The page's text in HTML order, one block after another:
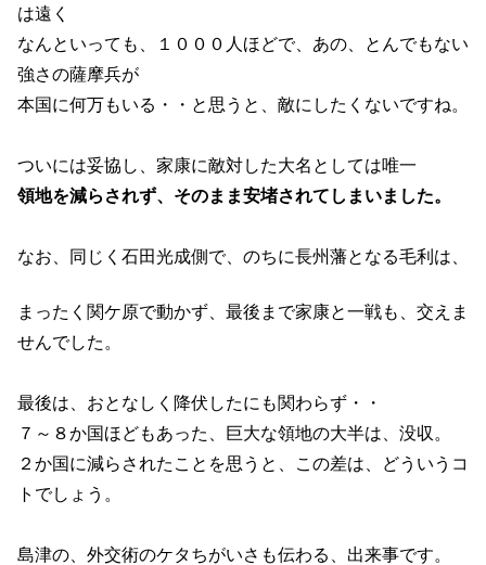
は遠く
なんといっても、１０００人ほどで、あの、とんでもない
強さの薩摩兵が
本国に何万もいる・・と思うと、敵にしたくないですね。
ついには妥協し、家康に敵対した大名としては唯一
領地を減らされず、そのまま安堵されてしまいました。
なお、同じく石田光成側で、のちに長州藩となる毛利は、
まったく関ケ原で動かず、最後まで家康と一戦も、交えま
せんでした。
最後は、おとなしく降伏したにも関わらず・・
７～８か国ほどもあった、巨大な領地の大半は、没収。
２か国に減らされたことを思うと、この差は、どういうコ
トでしょう。
島津の、外交術のケタちがいさも伝わる、出来事です。